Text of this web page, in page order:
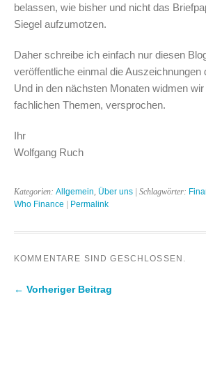
belassen, wie bisher und nicht das
Siegel aufzumotzen.
Daher schreibe ich einfach nur diesen
veröffentliche einmal die Auszeichnungen
Und in den nächsten Monaten widmen
fachlichen Themen, versprochen.
Ihr
Wolfgang Ruch
Kategorien: Allgemein Über uns | Schlagwörter:
Who Finance | Permalink
KOMMENTARE SIND GESCHLOSSEN.
← Vorheriger Beitrag